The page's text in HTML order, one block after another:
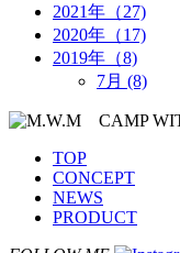
2021年（27)
2020年（17)
2019年（8)
7月 (8)
TOP
CONCEPT
NEWS
PRODUCT